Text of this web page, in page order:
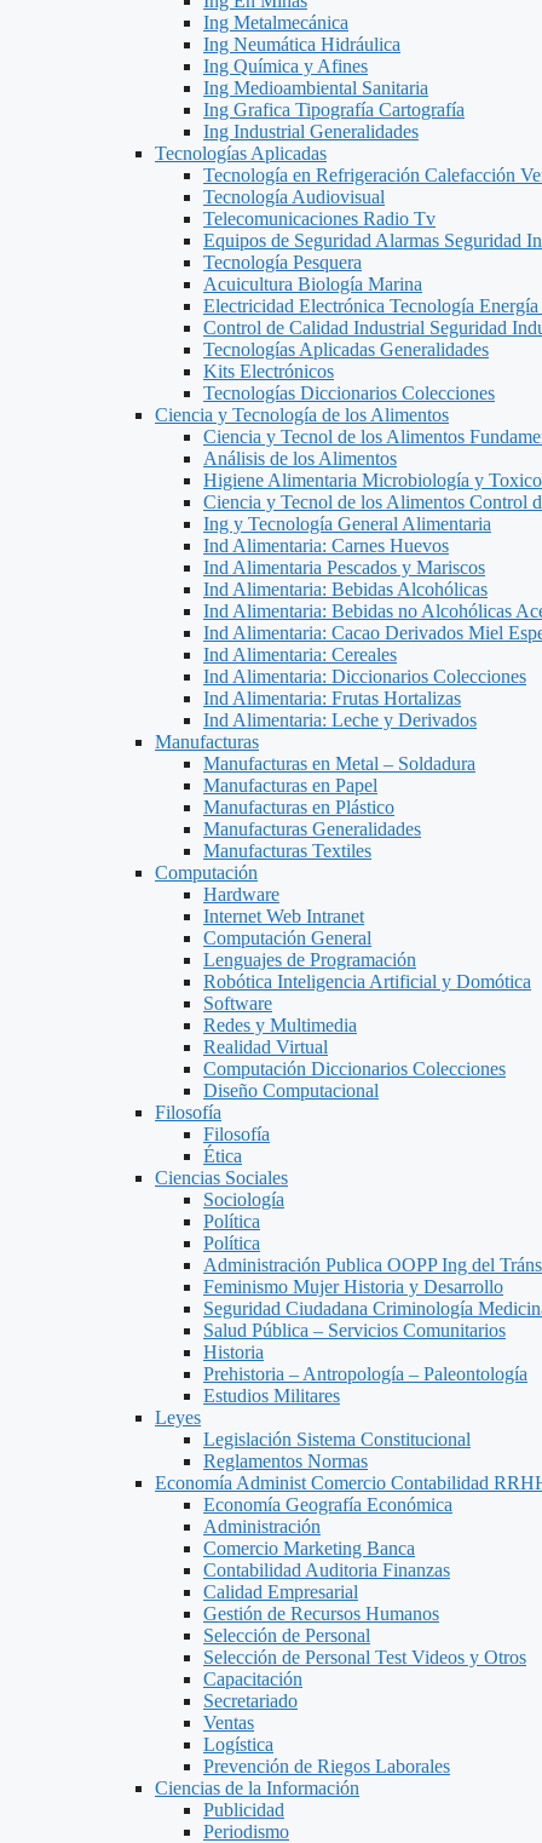
Ing Metalmecánica
Ing Neumática Hidráulica
Ing Química y Afines
Ing Medioambiental Sanitaria
Ing Grafica Tipografía Cartografía
Ing Industrial Generalidades
Tecnologías Aplicadas
Tecnología en Refrigeración Calefacción
Tecnología Audiovisual
Telecomunicaciones Radio Tv
Equipos de Seguridad Alarmas Seguridad
Tecnología Pesquera
Acuicultura Biología Marina
Electricidad Electrónica Tecnología Energía
Control de Calidad Industrial Seguridad
Tecnologías Aplicadas Generalidades
Kits Electrónicos
Tecnologías Diccionarios Colecciones
Ciencia y Tecnología de los Alimentos
Ciencia y Tecnol de los Alimentos
Análisis de los Alimentos
Higiene Alimentaria Microbiología y
Ciencia y Tecnol de los Alimentos Control
Ing y Tecnología General Alimentaria
Ind Alimentaria: Carnes Huevos
Ind Alimentaria Pescados y Mariscos
Ind Alimentaria: Bebidas Alcohólicas
Ind Alimentaria: Bebidas no Alcohólicas
Ind Alimentaria: Cacao Derivados Miel
Ind Alimentaria: Cereales
Ind Alimentaria: Diccionarios Colecciones
Ind Alimentaria: Frutas Hortalizas
Ind Alimentaria: Leche y Derivados
Manufacturas
Manufacturas en Metal – Soldadura
Manufacturas en Papel
Manufacturas en Plástico
Manufacturas Generalidades
Manufacturas Textiles
Computación
Hardware
Internet Web Intranet
Computación General
Lenguajes de Programación
Robótica Inteligencia Artificial y Domótica
Software
Redes y Multimedia
Realidad Virtual
Computación Diccionarios Colecciones
Diseño Computacional
Filosofía
Filosofía
Ética
Ciencias Sociales
Sociología
Política
Política
Administración Publica OOPP Ing del
Feminismo Mujer Historia y Desarrollo
Seguridad Ciudadana Criminología
Salud Pública – Servicios Comunitarios
Historia
Prehistoria – Antropología – Paleontología
Estudios Militares
Leyes
Legislación Sistema Constitucional
Reglamentos Normas
Economía Administ Comercio Contabilidad
Economía Geografía Económica
Administración
Comercio Marketing Banca
Contabilidad Auditoria Finanzas
Calidad Empresarial
Gestión de Recursos Humanos
Selección de Personal
Selección de Personal Test Videos y Otros
Capacitación
Secretariado
Ventas
Logística
Prevención de Riegos Laborales
Ciencias de la Información
Publicidad
Periodismo